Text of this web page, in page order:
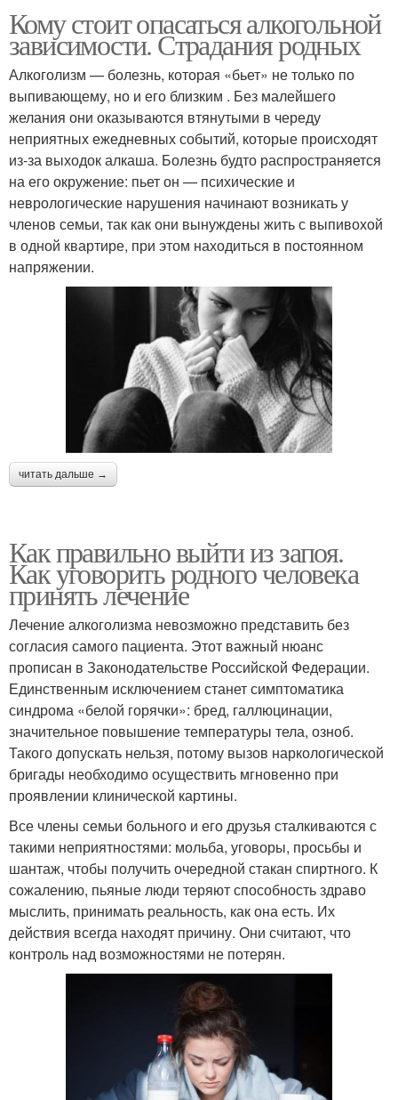
Кому стоит опасаться алкогольной
зависимости. Страдания родных
Алкоголизм — болезнь, которая «бьет» не только по
выпивающему, но и его близким . Без малейшего
желания они оказываются втянутыми в череду
неприятных ежедневных событий, которые происходят
из-за выходок алкаша. Болезнь будто распространяется
на его окружение: пьет он — психические и
неврологические нарушения начинают возникать у
членов семьи, так как они вынуждены жить с выпивохой
в одной квартире, при этом находиться в постоянном
напряжении.
читать дальше →
Как правильно выйти из запоя.
Как уговорить родного человека
принять лечение
Лечение алкоголизма невозможно представить без
согласия самого пациента. Этот важный нюанс
прописан в Законодательстве Российской Федерации.
Единственным исключением станет симптоматика
синдрома «белой горячки»: бред, галлюцинации,
значительное повышение температуры тела, озноб.
Такого допускать нельзя, потому вызов наркологической
бригады необходимо осуществить мгновенно при
проявлении клинической картины.
Все члены семьи больного и его друзья сталкиваются с
такими неприятностями: мольба, уговоры, просьбы и
шантаж, чтобы получить очередной стакан спиртного. К
сожалению, пьяные люди теряют способность здраво
мыслить, принимать реальность, как она есть. Их
действия всегда находят причину. Они считают, что
контроль над возможностями не потерян.